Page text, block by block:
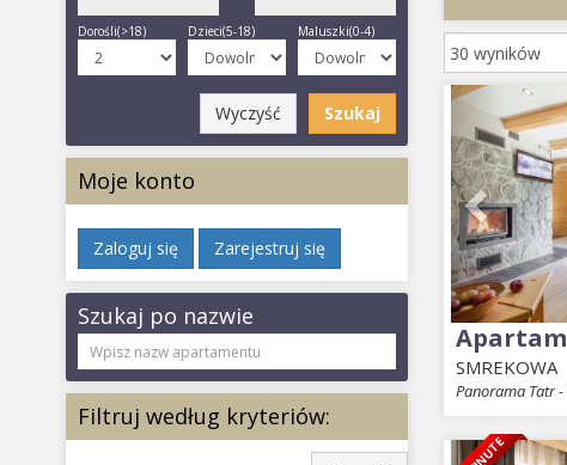
Dorośli(>18) Dzieci(5-18) Maluszki(0-4)
Szukaj
Wyczyść
Moje konto
Zaloguj się Zarejestruj się
Szukaj po nazwie
Filtruj według kryteriów:
Wolne
Zajętość
SMREKOWA
Panorama Tatr